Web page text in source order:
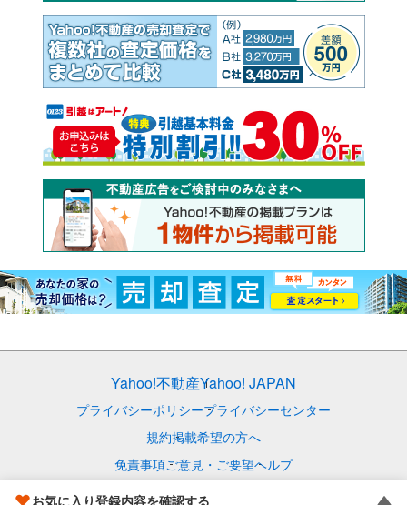
お気に入り登録内容を確認する
Yahoo!不動産Yahoo! JAPAN
プライバシーポリシープライバシーセンター
規約掲載希望の方へ
免責事項ご意見・ご要望ヘルプ
© LY Corporation